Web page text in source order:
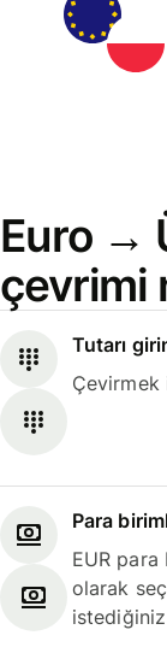
Euro →
çevrimi
Tutarı
Çevirmek
Para
EUR
olarak